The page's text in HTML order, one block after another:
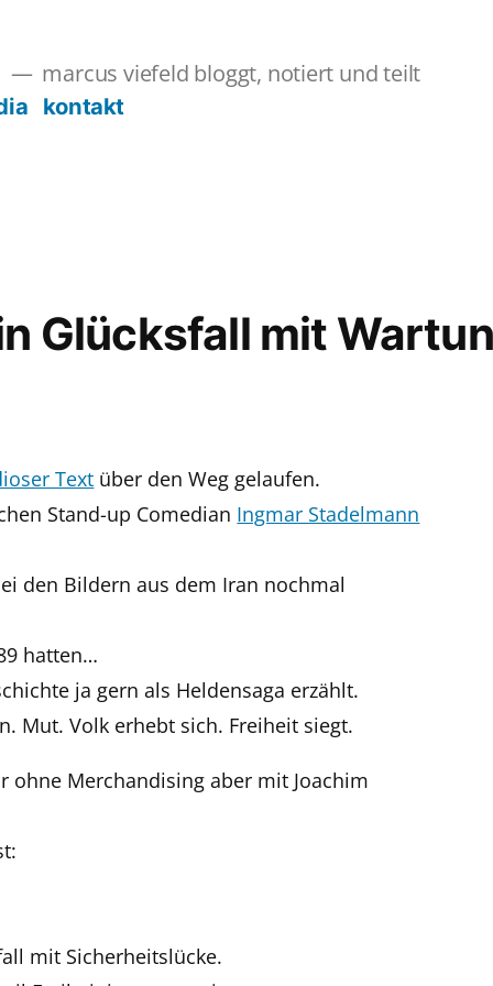
marcus viefeld bloggt, notiert und teilt
kontakt
Glücksfall mit
Text über den Weg gelaufen.
Stand-up Comedian Ingmar Stadelmann
den Bildern aus dem Iran nochmal
hatten…
ja gern als Heldensaga erzählt.
Mut. Volk erhebt sich. Freiheit siegt.
ohne Merchandising aber mit Joachim
mit Sicherheitslücke.